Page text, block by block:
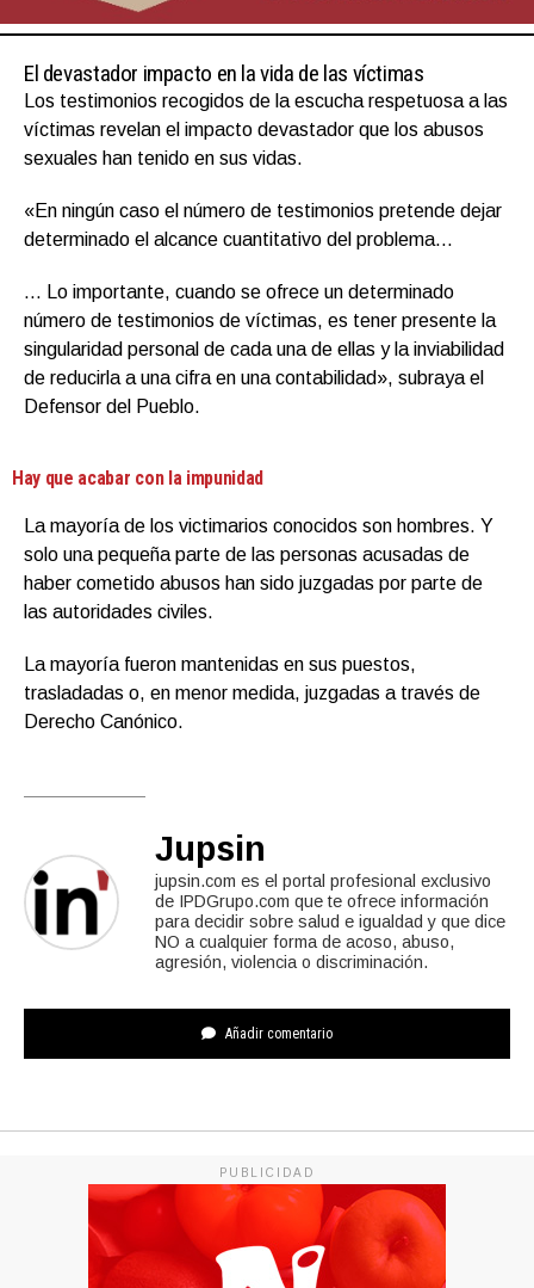
El devastador impacto en la vida de las víctimas
Los testimonios recogidos de la escucha respetuosa a las
víctimas revelan el impacto devastador que los abusos
sexuales han tenido en sus vidas.
«En ningún caso el número de testimonios pretende dejar
determinado el alcance cuantitativo del problema…
… Lo importante, cuando se ofrece un determinado
número de testimonios de víctimas, es tener presente la
singularidad personal de cada una de ellas y la inviabilidad
de reducirla a una cifra en una contabilidad», subraya el
Defensor del Pueblo.
Hay que acabar con la impunidad
La mayoría de los victimarios conocidos son hombres. Y
solo una pequeña parte de las personas acusadas de
haber cometido abusos han sido juzgadas por parte de
las autoridades civiles.
La mayoría fueron mantenidas en sus puestos,
trasladadas o, en menor medida, juzgadas a través de
Derecho Canónico.
Jupsin
jupsin.com es el portal profesional exclusivo
de IPDGrupo.com que te ofrece información
para decidir sobre salud e igualdad y que dice
NO a cualquier forma de acoso, abuso,
agresión, violencia o discriminación.
Añadir comentario
PUBLICIDAD